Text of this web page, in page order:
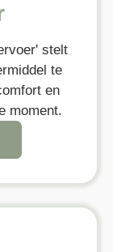
stelt
te
en
moment.